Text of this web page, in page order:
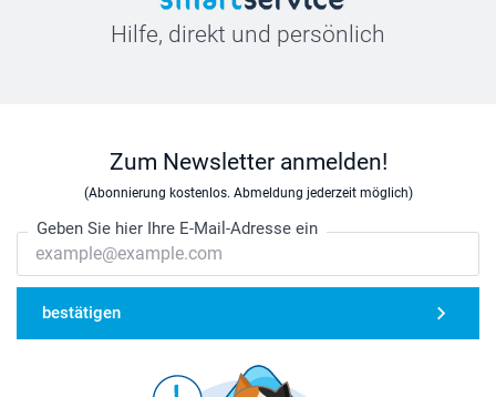
Hilfe, direkt und persönlich
Zum Newsletter anmelden!
(Abonnierung kostenlos. Abmeldung jederzeit möglich)
Geben Sie hier Ihre E-Mail-Adresse ein
bestätigen